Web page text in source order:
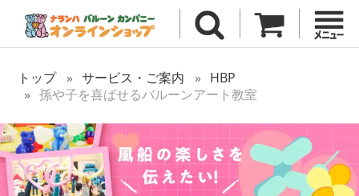
トップ サービス・ご案内
HBP
孫や子を喜ばせるバルーンアート教室